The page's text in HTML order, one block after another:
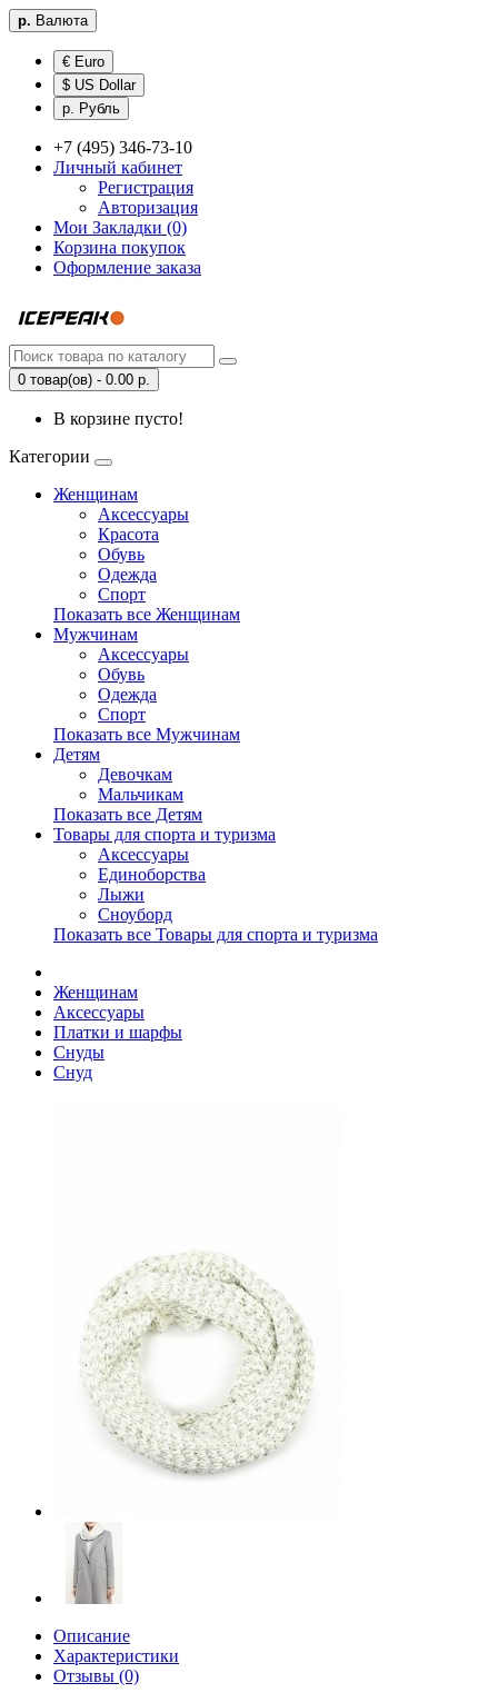
р. Валюта
€ Euro
$ US Dollar
р. Рубль
+7 (495) 346-73-10
Личный кабинет
Регистрация
Авторизация
Мои Закладки (0)
Корзина покупок
Оформление заказа
0 товар(ов) - 0.00 р.
В корзине пусто!
Категории
Женщинам
Аксессуары
Красота
Обувь
Одежда
Спорт
Показать все Женщинам
Мужчинам
Аксессуары
Обувь
Одежда
Спорт
Показать все Мужчинам
Детям
Девочкам
Мальчикам
Показать все Детям
Товары для спорта и туризма
Аксессуары
Единоборства
Лыжи
Сноуборд
Показать все Товары для спорта и туризма
Женщинам
Аксессуары
Платки и шарфы
Снуды
Снуд
Описание
Характеристики
Отзывы (0)